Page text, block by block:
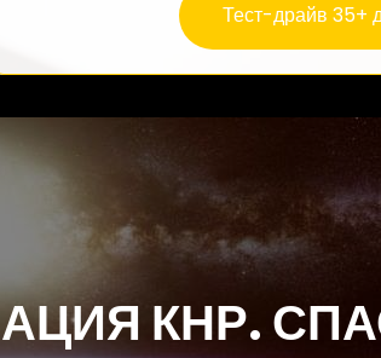
Тест-драйв 35+
КНР.